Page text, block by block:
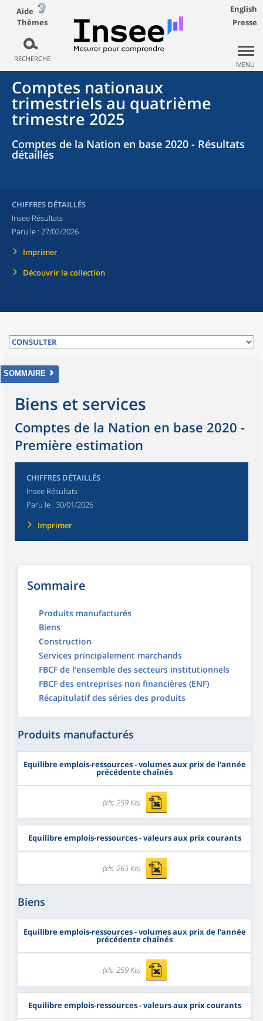
Aide
Thèmes
RECHERCHE
English
Presse
MENU
Comptes nationaux
trimestriels au quatrième
trimestre 2025
Comptes de la Nation en base 2020 - Résultats
détaillés
CHIFFRES DÉTAILLÉS
Insee Résultats
Paru le : 27/02/2026
Imprimer
Découvrir la collection
SOMMAIRE
Biens et services
Comptes de la Nation en base 2020 -
Première estimation
CHIFFRES DÉTAILLÉS
Insee Résultats
Paru le : 30/01/2026
Imprimer
Sommaire
Produits manufacturés
Biens
Construction
Services principalement marchands
FBCF de l'ensemble des secteurs institutionnels
FBCF des entreprises non financières (ENF)
Récapitulatif des séries des produits
Produits manufacturés
Equilibre emplois-ressources - volumes aux prix de l'année
précédente chaînés
(xls, 259 Ko)
Equilibre emplois-ressources - valeurs aux prix courants
(xls, 265 Ko)
Biens
Equilibre emplois-ressources - volumes aux prix de l'année
précédente chaînés
(xls, 259 Ko)
Equilibre emplois-ressources - valeurs aux prix courants